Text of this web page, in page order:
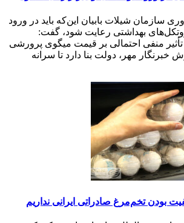
سازمان شیلات بابیان این‌که باید در ورود
بهداشتی رعایت شود، گفت:
تأثیر منفی احتمالی بر قیمت میگوی پرورشی
خبرنگار مهر، دولت بنا دارد تا سرانه
بودن تخم‌مرغ صادراتی ایرانی نداریم